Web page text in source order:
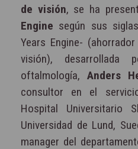
de visión, se ha
Engine según sus
Years Engine-
visión),
oftalmología, Anders
consultor en el
Hospital Universitario
Universidad de Lund,
manager del